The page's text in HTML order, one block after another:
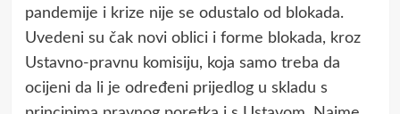
pandemije i krize nije se odustalo od blokada.
Uvedeni su čak novi oblici i forme blokada, kroz
Ustavno-pravnu komisiju, koja samo treba da
ocijeni da li je određeni prijedlog u skladu s